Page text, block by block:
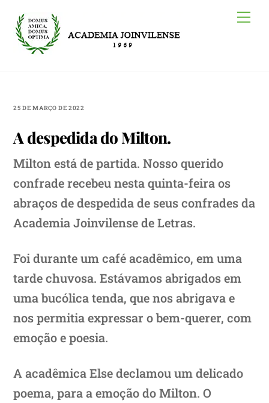
content
25 DE MARÇO DE 2022
A despedida do Milton.
Milton está de partida. Nosso querido
confrade recebeu nesta quinta-feira os
abraços de despedida de seus confrades da
Academia Joinvilense de Letras.
Foi durante um café acadêmico, em uma
tarde chuvosa. Estávamos abrigados em
uma bucólica tenda, que nos abrigava e
nos permitia expressar o bem-querer, com
emoção e poesia.
A acadêmica Else declamou um delicado
poema, para a emoção do Milton. O